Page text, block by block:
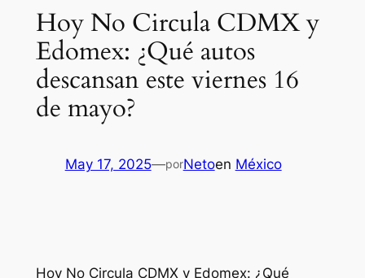
Hoy No Circula CDMX y
Edomex: ¿Qué autos
descansan este viernes 16
de mayo?
May 17, 2025—porNetoen México
Hoy No Circula CDMX y Edomex: ¿Qué